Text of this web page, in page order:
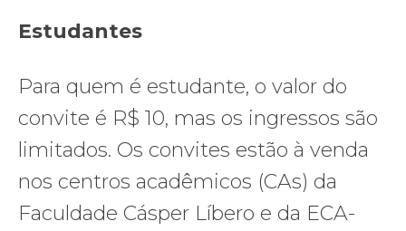
Estudantes
Para quem é estudante, o valor do
convite é R$ 10, mas os ingressos são
limitados. Os convites estão à venda
nos centros acadêmicos (CAs) da
Faculdade Cásper Líbero e da ECA-